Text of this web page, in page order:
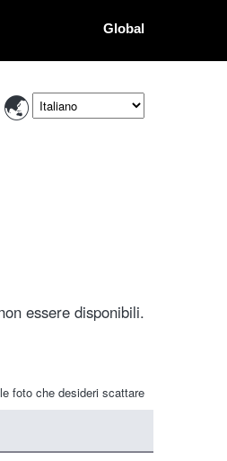
Global
essere disponibili.
foto che desideri scattare